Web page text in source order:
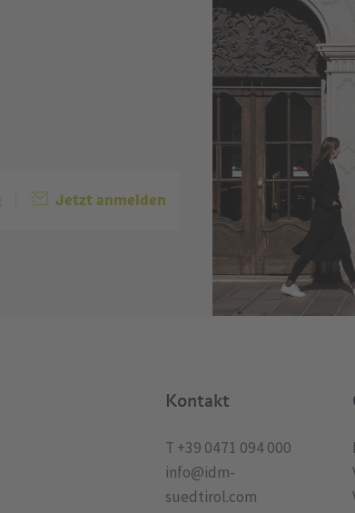
Jetzt anmelden
Kontakt
T +39 0471 094 000
info@idm-
suedtirol.com